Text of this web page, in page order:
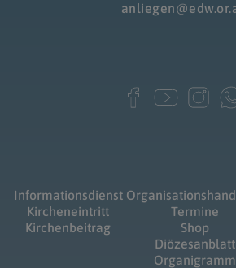
Informationsdienst
Kircheneintritt
Kirchenbeitrag
Termine
Shop
Diözesanblatt
Organigramm